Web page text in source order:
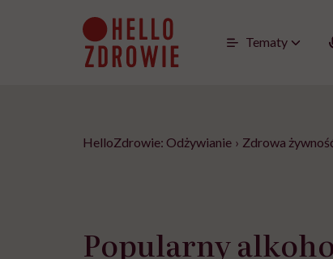
Tematy
HelloZdrowie: Odżywianie › Zdrowa
Popularny